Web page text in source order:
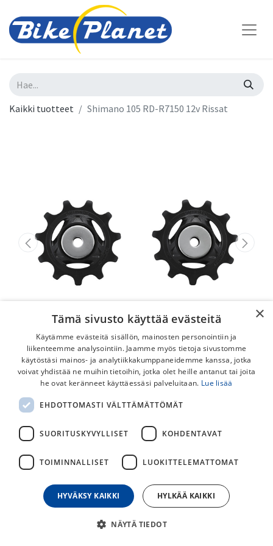
Kaikki tuotteet Shimano 105 RD-R7150 12v Rissat
Shimano 105 RD-R7150 12v Rissat
25,00€
päivän alin hinta
×
Tämä sivusto käyttää evästeitä
Käytämme evästeitä sisällön, mainosten personointiin ja
liikenteemme analysointiin. Jaamme myös tietoja sivustomme
käytöstäsi mainos- ja analytiikkakumppaneidemme kanssa, jotka
voivat yhdistää ne muihin tietoihin, jotka olet heille antanut tai joita
he ovat keränneet käyttäessäsi palveluitaan. Lue lisää
EHDOTTOMASTI VÄLTTÄMÄTTÖMÄT
SUORITUSKYVYLLISET KOHDENTAVAT
TOIMINNALLISET LUOKITTELEMATTOMAT
HYVÄKSY KAIKKI HYLKÄÄ KAIKKI
NÄYTÄ TIEDOT